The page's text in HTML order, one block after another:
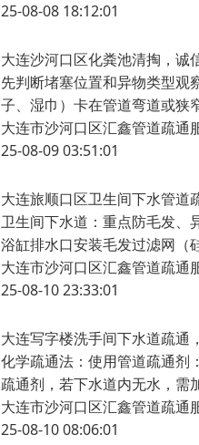
25-08-08 18:12:01
大连沙河口区化粪池清掏，诚
先判断堵塞位置和异物类型观
子、湿巾）卡在管道弯道或狭
大连市沙河口区汇鑫管道疏通
25-08-09 03:51:01
大连旅顺口区卫生间下水管道
卫生间下水道：重点防毛发、
浴缸排水口安装毛发过滤网（
大连市沙河口区汇鑫管道疏通
25-08-10 23:33:01
大连写字楼洗手间下水道疏通
化学疏通法：使用管道疏通剂
疏通剂，若下水道内无水，需
大连市沙河口区汇鑫管道疏通
25-08-10 08:06:01